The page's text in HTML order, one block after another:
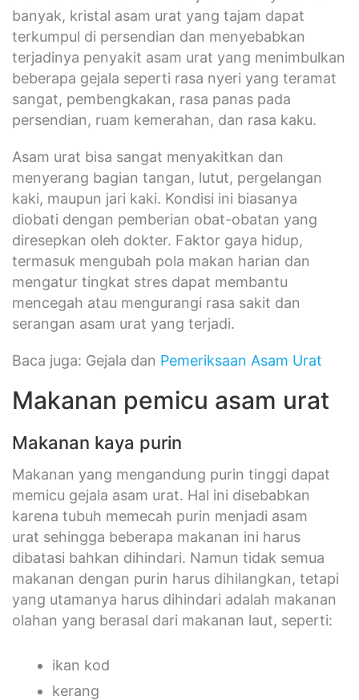
banyak, kristal asam urat yang tajam dapat
terkumpul di persendian dan menyebabkan
terjadinya penyakit asam urat yang menimbulkan
beberapa gejala seperti rasa nyeri yang teramat
sangat, pembengkakan, rasa panas pada
persendian, ruam kemerahan, dan rasa kaku.
Asam urat bisa sangat menyakitkan dan
menyerang bagian tangan, lutut, pergelangan
kaki, maupun jari kaki. Kondisi ini biasanya
diobati dengan pemberian obat-obatan yang
diresepkan oleh dokter. Faktor gaya hidup,
termasuk mengubah pola makan harian dan
mengatur tingkat stres dapat membantu
mencegah atau mengurangi rasa sakit dan
serangan asam urat yang terjadi.
Baca juga: Gejala dan Pemeriksaan Asam Urat
Makanan pemicu asam urat
Makanan kaya purin
Makanan yang mengandung purin tinggi dapat
memicu gejala asam urat. Hal ini disebabkan
karena tubuh memecah purin menjadi asam
urat sehingga beberapa makanan ini harus
dibatasi bahkan dihindari. Namun tidak semua
makanan dengan purin harus dihilangkan, tetapi
yang utamanya harus dihindari adalah makanan
olahan yang berasal dari makanan laut, seperti:
ikan kod
kerang